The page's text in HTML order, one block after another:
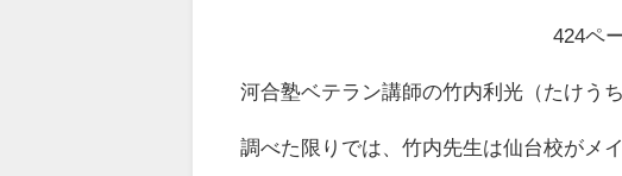
424ペ
河合塾ベテラン講師の竹内利光（たけう
調べた限りでは、竹内先生は仙台校がメ